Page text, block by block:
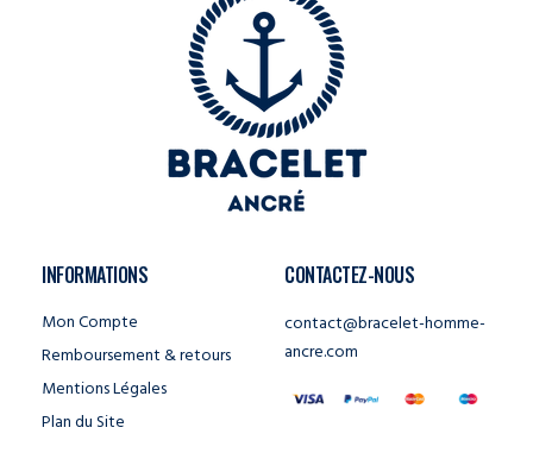
INFORMATIONS
Mon Compte
Remboursement & retours
Mentions Légales
Plan du Site
CONTACTEZ-NOUS
contact@bracelet-homme-
ancre.com